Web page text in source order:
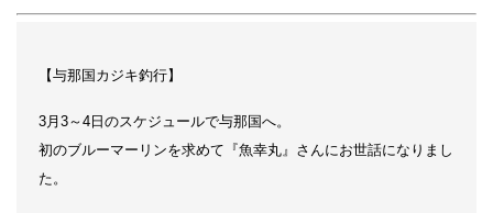
【与那国カジキ釣行】
3月3～4日のスケジュールで与那国へ。
初のブルーマーリンを求めて『魚幸丸』さんにお世話になりまし
た。